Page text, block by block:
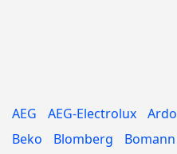
AEG AEG-Electrolux Ardo
Beko
Blomberg Bomann